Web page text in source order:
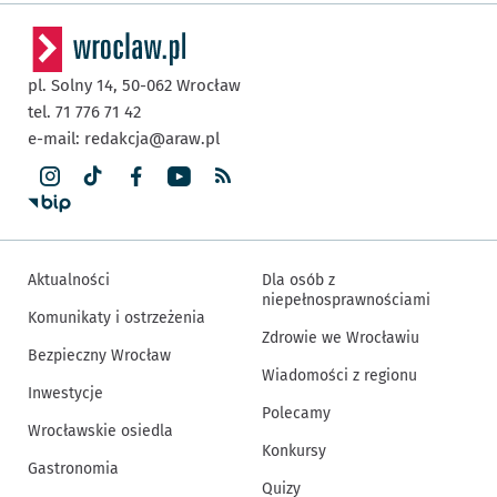
pl. Solny 14, 50-062 Wrocław
tel. 71 776 71 42
e-mail: redakcja@araw.pl
Aktualności
Komunikaty i ostrzeżenia
Bezpieczny Wrocław
Inwestycje
Wrocławskie osiedla
Gastronomia
Dla osób z
niepełnosprawnościami
Zdrowie we Wrocławiu
Wiadomości z regionu
Polecamy
Konkursy
Quizy